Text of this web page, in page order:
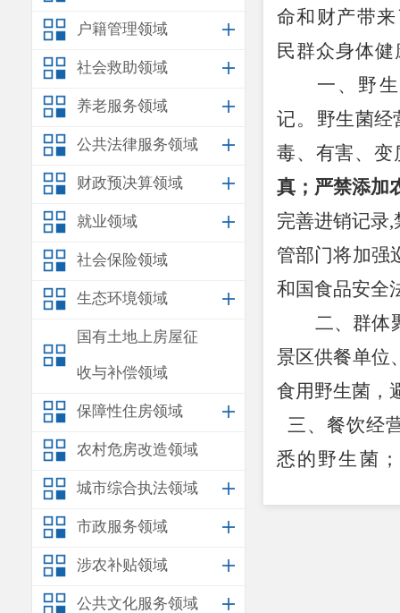
户籍管理领域
社会救助领域
养老服务领域
公共法律服务领域
财政预决算领域
就业领域
社会保险领域
生态环境领域
国有土地上房屋征
收与补偿领域
保障性住房领域
农村危房改造领域
城市综合执法领域
市政服务领域
涉农补贴领域
公共文化服务领域
命和财产带
民群众身体
一、野
记。 野生菌经
毒、有害、变
真；严禁添加
完善进销记录
管部门将加强
和国食品安全
二、群体
景区供餐单位
食用野生菌，
三、餐饮经
悉的野生菌